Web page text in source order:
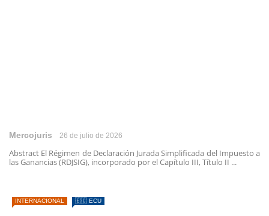
Mercojuris 26 de julio de 2026
Abstract El Régimen de Declaración Jurada Simplificada del Impuesto a
las Ganancias (RDJSIG), incorporado por el Capítulo III, Título II ...
INTERNACIONAL 🇪🇨 ECU